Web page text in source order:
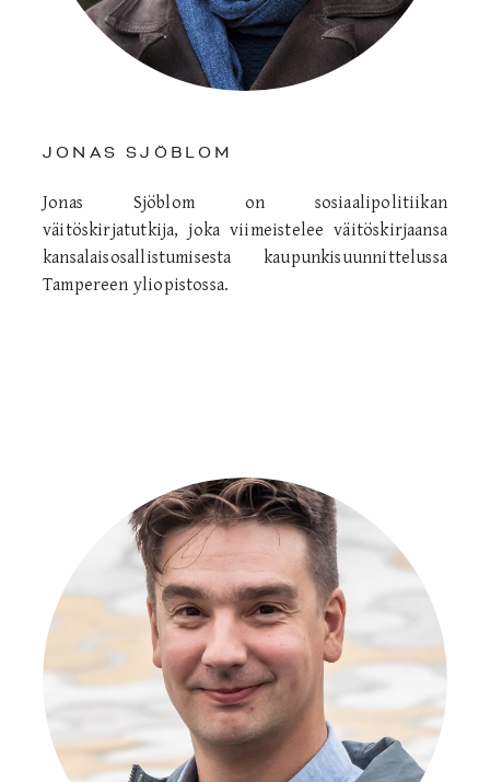
JONAS SJÖBLOM
Jonas Sjöblom on sosiaalipolitiikan
väitöskirjatutkija, joka viimeistelee väitöskirjaansa
kansalaisosallistumisesta kaupunkisuunnittelussa
Tampereen yliopistossa.